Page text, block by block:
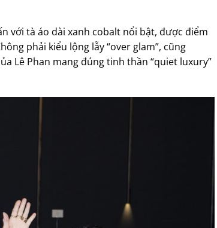
với tà áo dài xanh cobalt nổi bật, được điểm
phải kiểu lộng lẫy “over glam”, cũng
Lê Phan mang đúng tinh thần “quiet luxury”